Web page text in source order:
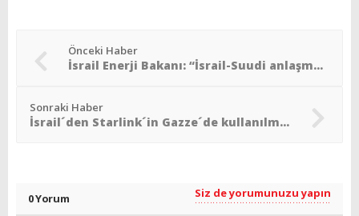
Önceki Haber
İsrail Enerji Bakanı: “İsrail-Suudi anlaşması İran´a bağlı”
Sonraki Haber
İsrail´den Starlink´in Gazze´de kullanılmasına onay
0 Yorum Siz de yorumunuzu yapın